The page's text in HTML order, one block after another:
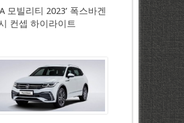
모빌리티 2023’ 폭스바겐
컨셉 하이라이트